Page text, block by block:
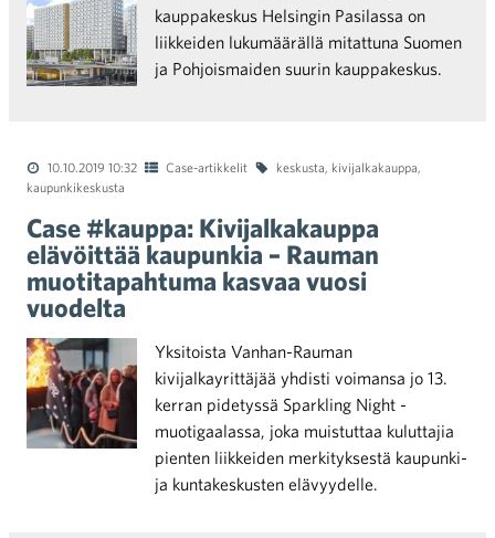
kauppakeskus Helsingin Pasilassa on
liikkeiden lukumäärällä mitattuna Suomen
ja Pohjoismaiden suurin kauppakeskus.
10.10.2019 10:32 Case-artikkelit keskusta, kivijalkakauppa,
kaupunkikeskusta
Case #kauppa: Kivijalkakauppa
elävöittää kaupunkia – Rauman
muotitapahtuma kasvaa vuosi
vuodelta
Yksitoista Vanhan-Rauman
kivijalkayrittäjää yhdisti voimansa jo 13.
kerran pidetyssä Sparkling Night -
muotigaalassa, joka muistuttaa kuluttajia
pienten liikkeiden merkityksestä kaupunki-
ja kuntakeskusten elävyydelle.